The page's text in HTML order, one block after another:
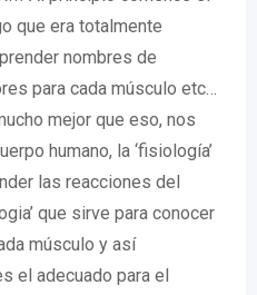
que era totalmente
nombres de
para cada músculo etc…
mejor que eso, nos
humano, la ‘fisiología’
las reacciones del
que sirve para conocer
músculo y así
el adecuado para el